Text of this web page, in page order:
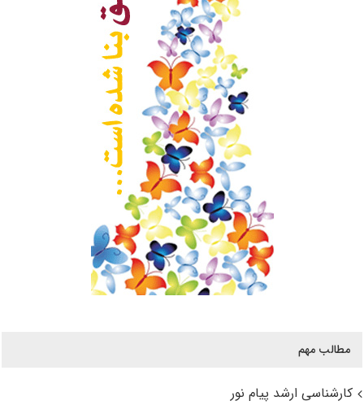
مطالب مهم
کارشناسی ارشد پیام نور